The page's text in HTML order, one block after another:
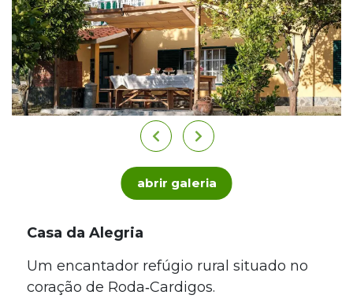
abrir galeria
Casa da Alegria
Um encantador refúgio rural situado no
coração de Roda‑Cardigos.